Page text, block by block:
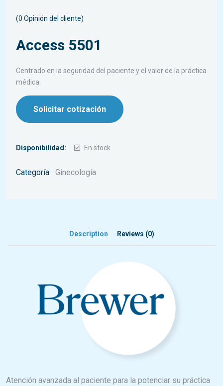
(0 Opinión del cliente)
Access 5501
Centrado en la seguridad del paciente y el valor de la práctica
médica.
Solicitar cotización
Disponibilidad: En stock
Categoría: Ginecología
Description Reviews (0)
Atención avanzada al paciente para la potenciar su práctica